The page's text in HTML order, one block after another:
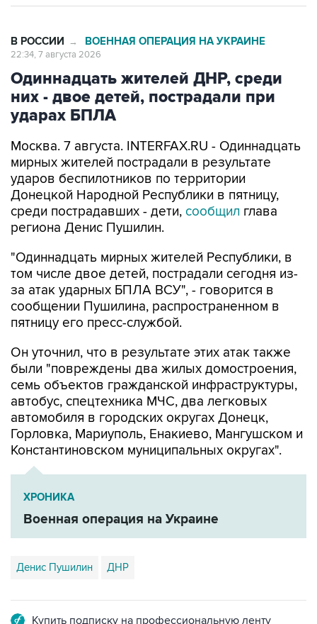
В РОССИИ → ВОЕННАЯ ОПЕРАЦИЯ НА УКРАИНЕ
22:34, 7 августа 2026
Одиннадцать жителей ДНР, среди
них - двое детей, пострадали при
ударах БПЛА
Москва. 7 августа. INTERFAX.RU - Одиннадцать
мирных жителей пострадали в результате
ударов беспилотников по территории
Донецкой Народной Республики в пятницу,
среди пострадавших - дети, сообщил глава
региона Денис Пушилин.
"Одиннадцать мирных жителей Республики, в
том числе двое детей, пострадали сегодня из-
за атак ударных БПЛА ВСУ", - говорится в
сообщении Пушилина, распространенном в
пятницу его пресс-службой.
Он уточнил, что в результате этих атак также
были "повреждены два жилых домостроения,
семь объектов гражданской инфраструктуры,
автобус, спецтехника МЧС, два легковых
автомобиля в городских округах Донецк,
Горловка, Мариуполь, Енакиево, Мангушском и
Константиновском муниципальных округах".
ХРОНИКА
Военная операция на Украине
Денис Пушилин ДНР
Купить подписку на профессиональную ленту